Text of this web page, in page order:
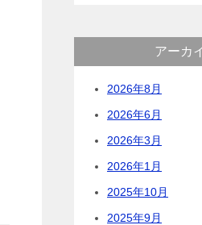
アーカ
2026年8月
2026年6月
2026年3月
2026年1月
2025年10月
2025年9月